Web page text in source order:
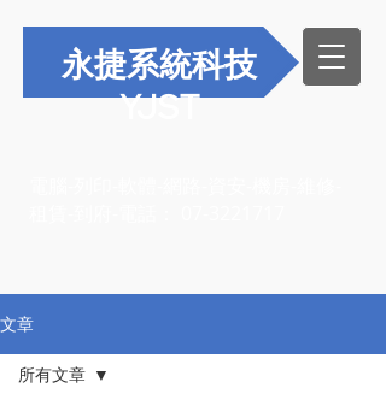
永捷系統科技
YJST
文章
所有文章